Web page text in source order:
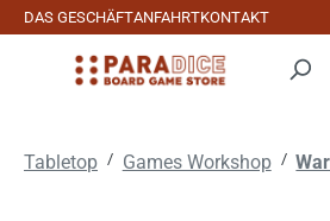
Zum Hauptinhalt springen
DAS GESCHÄFTANFAHRTKONTAKT
Tabletop / Games Workshop /